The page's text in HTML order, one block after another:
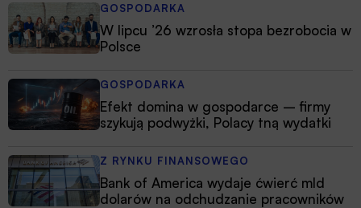
GOSPODARKA
W lipcu ’26 wzrosła stopa bezrobocia w
Polsce
GOSPODARKA
Efekt domina w gospodarce – firmy
szykują podwyżki, Polacy tną wydatki
Z RYNKU FINANSOWEGO
Bank of America wydaje ćwierć mld
dolarów na odchudzanie pracowników